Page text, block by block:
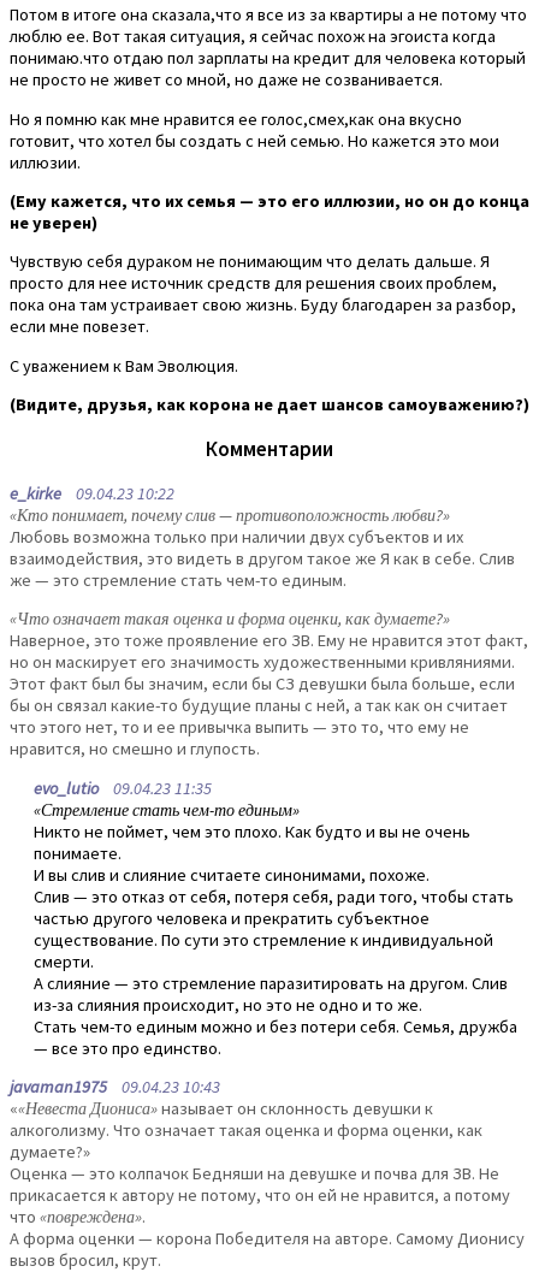
Потом в итоге она сказала,что я все из за квартиры а не потому что
люблю ее. Вот такая ситуация, я сейчас похож на эгоиста когда
понимаю.что отдаю пол зарплаты на кредит для человека который
не просто не живет со мной, но даже не созванивается.
Но я помню как мне нравится ее голос,смех,как она вкусно
готовит, что хотел бы создать с ней семью. Но кажется это мои
иллюзии.
(Ему кажется, что их семья — это его иллюзии, но он до конца
не уверен)
Чувствую себя дураком не понимающим что делать дальше. Я
просто для нее источник средств для решения своих проблем,
пока она там устраивает свою жизнь. Буду благодарен за разбор,
если мне повезет.
С уважением к Вам Эволюция.
(Видите, друзья, как корона не дает шансов самоуважению?)
Комментарии
e_kirke 09.04.23 10:22
«Кто понимает, почему слив — противоположность любви?»
Любовь возможна только при наличии двух субъектов и их
взаимодействия, это видеть в другом такое же Я как в себе. Слив
же — это стремление стать чем-то единым.
«Что означает такая оценка и форма оценки, как думаете?»
Наверное, это тоже проявление его ЗВ. Ему не нравится этот факт,
но он маскирует его значимость художественными кривляниями.
Этот факт был бы значим, если бы СЗ девушки была больше, если
бы он связал какие-то будущие планы с ней, а так как он считает
что этого нет, то и ее привычка выпить — это то, что ему не
нравится, но смешно и глупость.
evo_lutio09.04.23 11:35
«Стремление стать чем-то единым»
Никто не поймет, чем это плохо. Как будто и вы не очень
понимаете.
И вы слив и слияние считаете синонимами, похоже.
Слив — это отказ от себя, потеря себя, ради того, чтобы стать
частью другого человека и прекратить субъектное
существование. По сути это стремление к индивидуальной
смерти.
А слияние — это стремление паразитировать на другом. Слив
из-за слияния происходит, но это не одно и то же.
Стать чем-то единым можно и без потери себя. Семья, дружба
— все это про единство.
javaman197509.04.23 10:43
««Невеста Диониса»называет он склонность девушки к
алкоголизму. Что означает такая оценка и форма оценки, как
думаете?»
Оценка — это колпачок Бедняши на девушке и почва для ЗВ. Не
прикасается к автору не потому, что он ей не нравится, а потому
что «повреждена».
А форма оценки — корона Победителя на авторе. Самому Дионису
вызов бросил, крут.